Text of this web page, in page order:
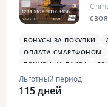
СВОЯ
БОНУСЫ ЗА ПОКУПКИ
ОПЛАТА СМАРТФОНОМ
БОНУСЫ НА ТАКСИ
Льготный период
115 дней